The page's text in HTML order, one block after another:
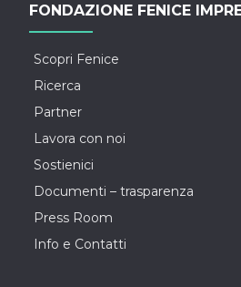
FONDAZIONE FENICE
Scopri Fenice
Ricerca
Partner
Lavora con noi
Sostienici
Documenti – trasparenza
Press Room
Info e Contatti